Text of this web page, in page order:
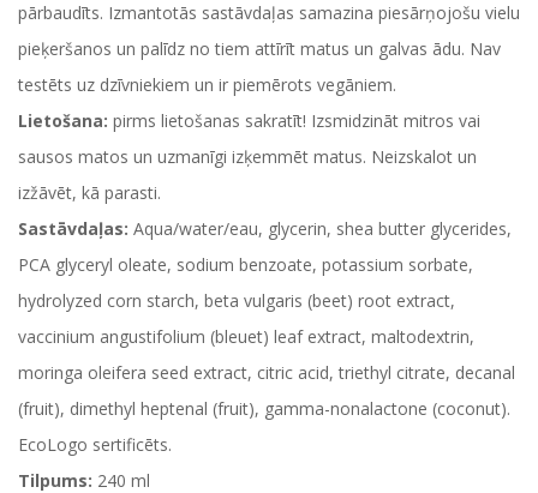
pārbaudīts. Izmantotās sastāvdaļas samazina piesārņojošu vielu
pieķeršanos un palīdz no tiem attīrīt matus un galvas ādu. Nav
testēts uz dzīvniekiem un ir piemērots vegāniem.
Lietošana: pirms lietošanas sakratīt! Izsmidzināt mitros vai
sausos matos un uzmanīgi izķemmēt matus. Neizskalot un
izžāvēt, kā parasti.
Sastāvdaļas: Aqua/water/eau, glycerin, shea butter glycerides,
PCA glyceryl oleate, sodium benzoate, potassium sorbate,
hydrolyzed corn starch, beta vulgaris (beet) root extract,
vaccinium angustifolium (bleuet) leaf extract, maltodextrin,
moringa oleifera seed extract, citric acid, triethyl citrate, decanal
(fruit), dimethyl heptenal (fruit), gamma-nonalactone (coconut).
EcoLogo sertificēts.
Tilpums: 240 ml